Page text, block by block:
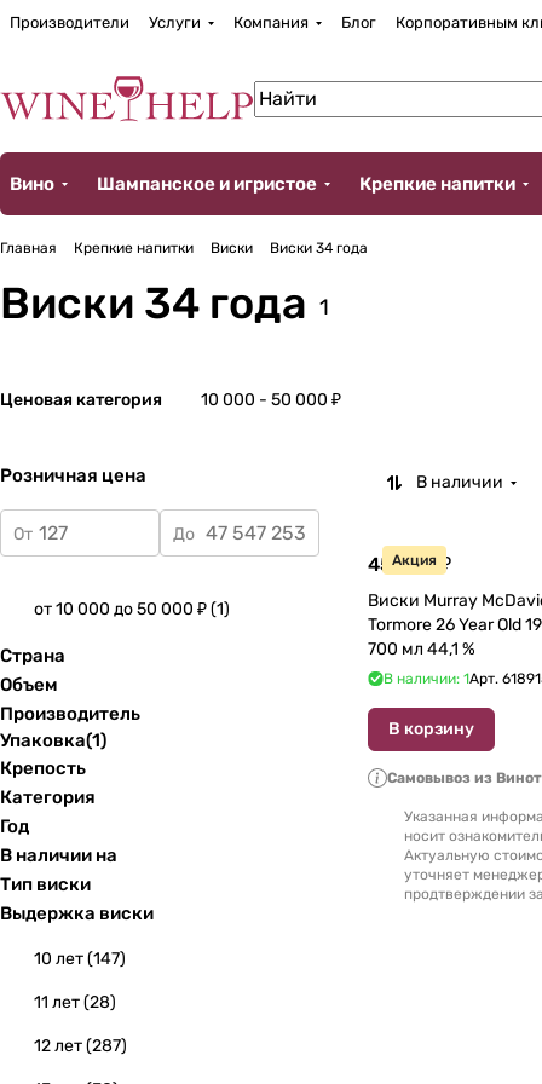
Производители Услуги Компания Блог Корпоративным
Вино Шампанское и игристое Крепкие напитки
Главная Крепкие напитки Виски Виски 34 года
Виски 34 года 1
Ценовая категория 10 000 - 50 000 ₽
Розничная цена
От До
от 10 000 до 50 000 ₽(1)
Страна
Объем
Производитель
Упаковка(1)
Крепость
Категория
Год
В наличии на
Тип виски
Выдержка виски
10 лет(147)
11 лет(28)
12 лет(287)
В наличии
Акция
45 882 ₽
Виски Murray McDavid Mission
Tormore 26 Year Old 1995 Old,
700 мл 44,1 %
В наличии: 1Арт.
В корзину
Самовывоз из
Указанная
носит
Актуальную
уточняет
продтверждении